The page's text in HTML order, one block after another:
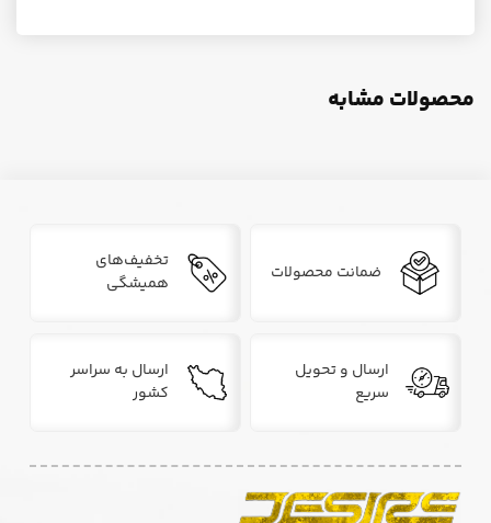
محصولات مشابه
ضمانت محصولات
تخفیف‌های
همیشگی
ارسال و تحویل
سریع
ارسال به سراسر
کشور